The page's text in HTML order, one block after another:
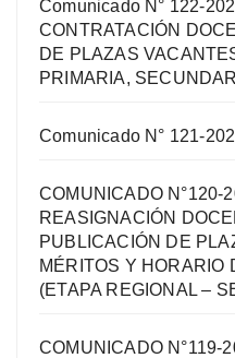
Comunicado N° 122-
CONTRATACIÓN
DE PLAZAS
PRIMARIA,
Comunicado N° 121-
COMUNICADO N°120-
REASIGNACIÓN
PUBLICACIÓN DE
MÉRITOS Y HORARIO
(ETAPA REGIONAL –
COMUNICADO N°119-